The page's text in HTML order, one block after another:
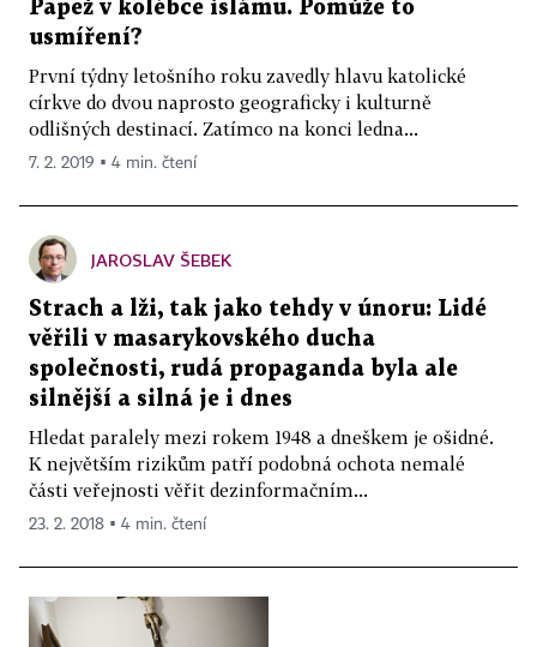
Papež v kolébce islámu. Pomůže to
usmíření?
První týdny letošního roku zavedly hlavu katolické
církve do dvou naprosto geograficky i kulturně
odlišných destinací. Zatímco na konci ledna...
7. 2. 2019 ▪ 4 min. čtení
JAROSLAV ŠEBEK
Strach a lži, tak jako tehdy v únoru: Lidé
věřili v masarykovského ducha
společnosti, rudá propaganda byla ale
silnější a silná je i dnes
Hledat paralely mezi rokem 1948 a dneškem je ošidné.
K největším rizikům patří podobná ochota nemalé
části veřejnosti věřit dezinformačním...
23. 2. 2018 ▪ 4 min. čtení